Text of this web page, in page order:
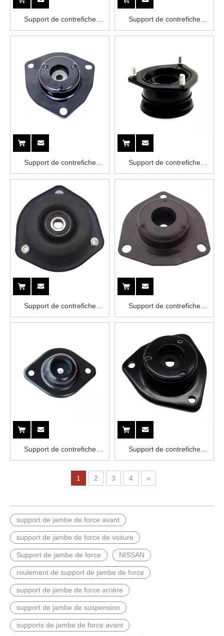
Support de contrefiche
54320-4M400 NISSAN
Support de contrefiche
54320-4Z000 NISSAN
Support de contrefiche
54320-8H310 NISSAN
Support de contrefiche
54320-9C000 NISSAN
Support de contrefiche
54320-10V00 NISSAN
Support de contrefiche
54320-40U00 NISSAN
Support de contrefiche
54320-41B00 NISSAN
Support de contrefiche
54320-50Y12 NISSAN
1 2 3 4 »
support de jambe de force avant
support de jambe de force de voiture
Support de jambe de force NISSAN
roulement de support de jambe de force
support de jambe de force arrière
support de jambe de suspension
supports de jambe de force avant